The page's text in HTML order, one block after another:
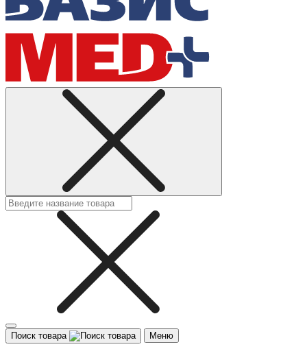
Поиск товара Меню